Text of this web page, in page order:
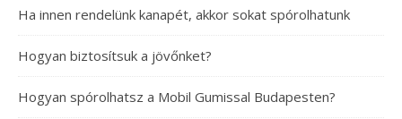
Ha innen rendelünk kanapét, akkor sokat spórolhatunk
Hogyan biztosítsuk a jövőnket?
Hogyan spórolhatsz a Mobil Gumissal Budapesten?